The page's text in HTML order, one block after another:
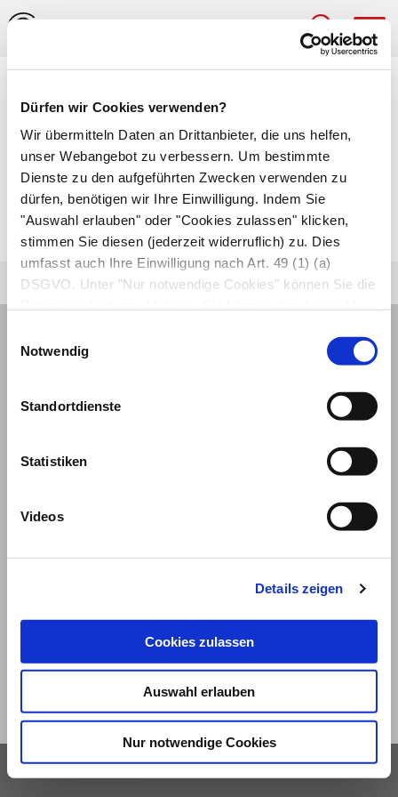
Dürfen wir Cookies verwenden?
Wir übermitteln Daten an Drittanbieter, die uns helfen,
unser Webangebot zu verbessern. Um bestimmte
Dienste zu den aufgeführten Zwecken verwenden zu
dürfen, benötigen wir Ihre Einwilligung. Indem Sie
"Auswahl erlauben" oder "Cookies zulassen" klicken,
stimmen Sie diesen (jederzeit widerruflich) zu. Dies
umfasst auch Ihre Einwilligung nach Art. 49 (1) (a)
DSGVO. Unter "Nur notwendige Cookies" können Sie die
Notwendig
Standortdienste
Statistiken
Videos
Details zeigen
Cookies zulassen
Auswahl erlauben
Nur notwendige Cookies
Teratologie
Lehre von den Fehlbildungen des Kindes im
Mutterleib, die durch fruchtschädigende Stoffe
hervorgerufen werden.
© 2026
Datenschutz Privatsphäre